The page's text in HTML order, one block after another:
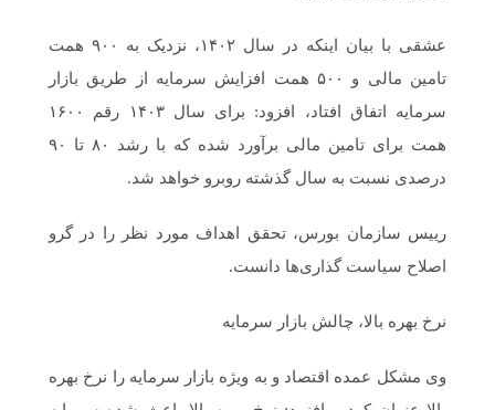
عشقی با بیان اینکه در سال ۱۴۰۲، نزدیک به ۹۰۰ همت
تامین مالی و ۵۰۰ همت افزایش سرمایه از طریق بازار
سرمایه اتفاق افتاد، افزود: برای سال ۱۴۰۳ رقم ۱۶۰۰
همت برای تامین مالی برآورد شده که با رشد ۸۰ تا ۹۰
درصدی نسبت به سال گذشته روبرو خواهد شد.
رییس سازمان بورس، تحقق اهداف مورد نظر را در گرو
اصلاح سیاست گذاری‌ها دانست.
نرخ بهره بالا، چالش بازار سرمایه
وی مشکل عمده اقتصاد و به ویژه بازار سرمایه را نرخ بهره